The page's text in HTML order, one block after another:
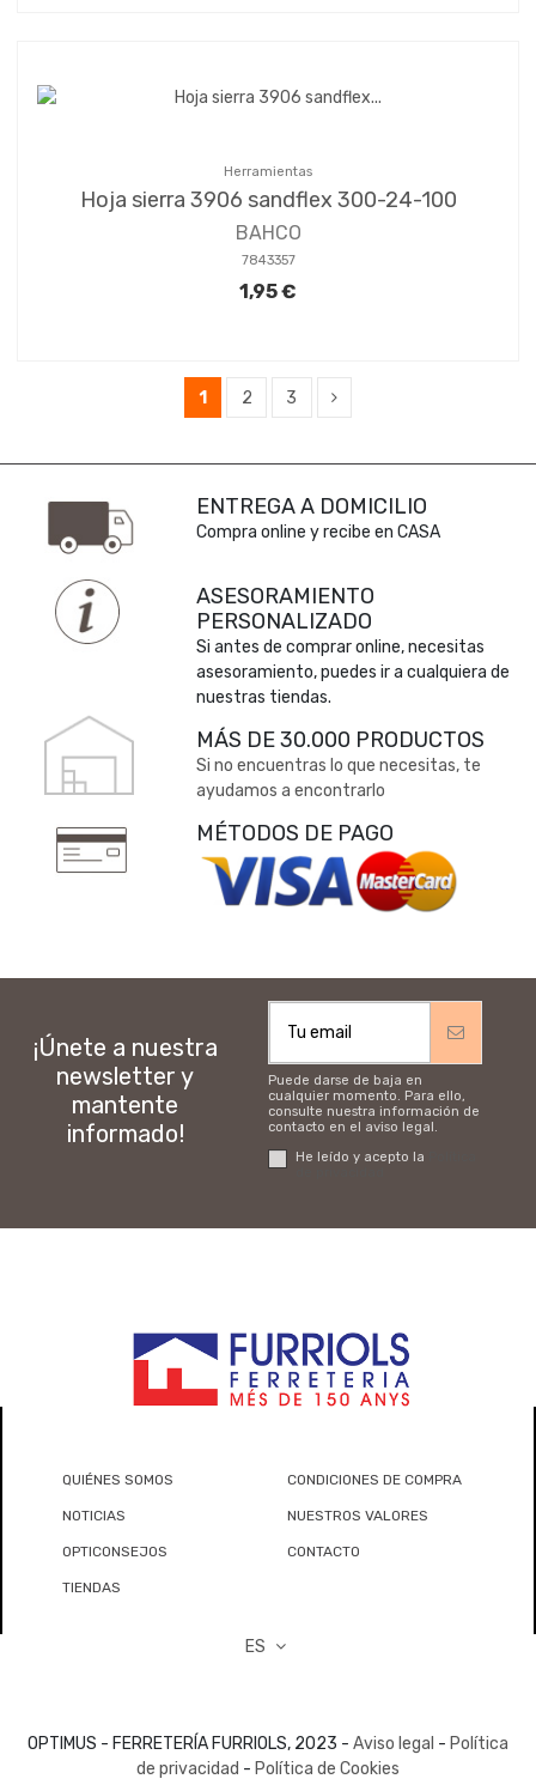
Herramientas
Hoja sierra 3906 sandflex 300-24-100
BAHCO
7843357
1,95 €
1 2 3
ENTREGA A DOMICILIO
Compra online y recibe en CASA
ASESORAMIENTO
PERSONALIZADO
Si antes de comprar online, necesitas
asesoramiento, puedes ir a cualquiera de
nuestras tiendas.
MÁS DE 30.000 PRODUCTOS
Si no encuentras lo que necesitas, te
ayudamos a encontrarlo
MÉTODOS DE PAGO
¡Únete a nuestra
newsletter y
mantente
informado!
Puede darse de baja en
cualquier momento. Para ello,
consulte nuestra información de
contacto en el aviso legal.
He leído y acepto la
QUIÉNES SOMOS CONDICIONES DE COMPRA
NOTICIAS NUESTROS VALORES
OPTICONSEJOS CONTACTO
TIENDAS
ES
OPTIMUS - FERRETERÍA FURRIOLS, 2023 - Aviso legal - Política
de privacidad - Política de Cookies